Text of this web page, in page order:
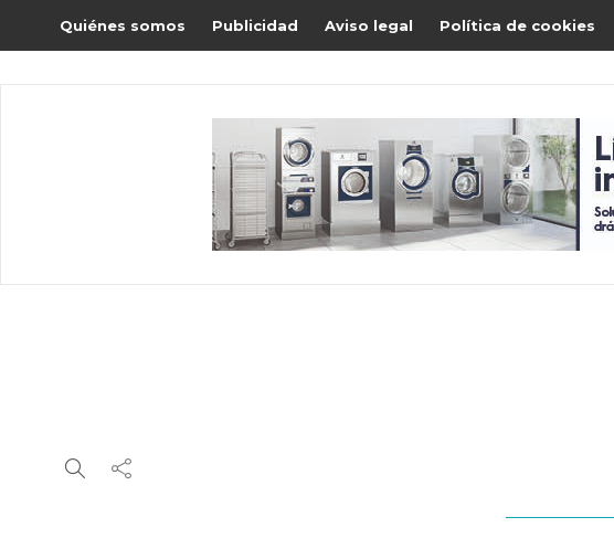
Quiénes somos Publicidad Aviso legal Política de cookies